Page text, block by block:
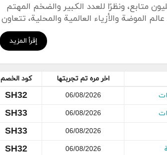
إقرأ المزيد
نوف على حسابها على إنستجرام من الـ4 مليون متابع، ونظرًا للعدد الكبير والضخم المهتم
الموضة والأزياء العالمية والمحلية، تتعاون
لتوفير كل ماهو جديد في عالم الأزياء،
يُتاح داخل المتجر، مع كود خصم نمشي،
يضم متجر ملايين المنتجات من أحدث
حقيقة لن تجدها في مكان آخر، فقط من
خصم نمشي و كود خصم نمشي افنان الغامدي في
سلة مشترياتك داخل متجر نمشي ، كود خصم
اخر مره تم تجربتها
كود الخصم
06/08/2026
SH32
06/08/2026
SH33
06/08/2026
SH33
06/08/2026
SH32